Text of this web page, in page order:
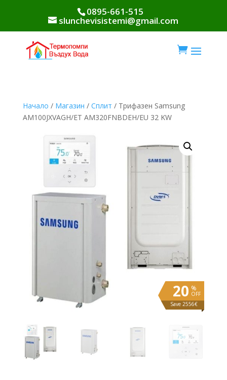
0895-661-515
slunchevisistemi@gmail.com

Начало / Магазин / Сплит / Трифазен Samsung
AM100JXVAGH/ET AM320FNBDEH/EU 32 KW
%
OFF
20
Save 2556€